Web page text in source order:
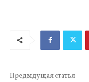
Предыдущая статья